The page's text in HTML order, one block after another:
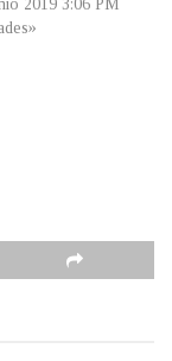
2019 3:06 PM